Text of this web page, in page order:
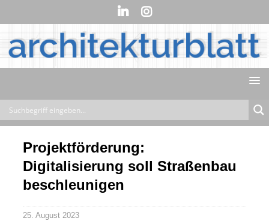
Projektförderung:
Digitalisierung soll Straßenbau
beschleunigen
25. August 2023